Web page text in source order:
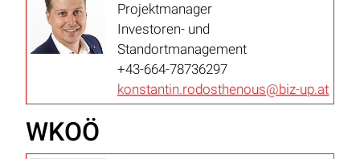
Projektmanager
Investoren- und
Standortmanagement
+43-664-78736297
konstantin.rodosthenous@biz-up.at
WKOÖ